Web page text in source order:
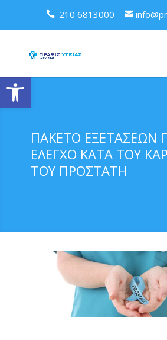
Ανοίξτε τη γραμμή εργαλείων
210 6813000
ΠΑΚΕΤΟ ΕΞΕΤΑΣΕΩΝ
ΕΛΕΓΧΟ ΚΑΤΑ ΤΟΥ
ΤΟΥ ΠΡΟΣΤΑΤΗ